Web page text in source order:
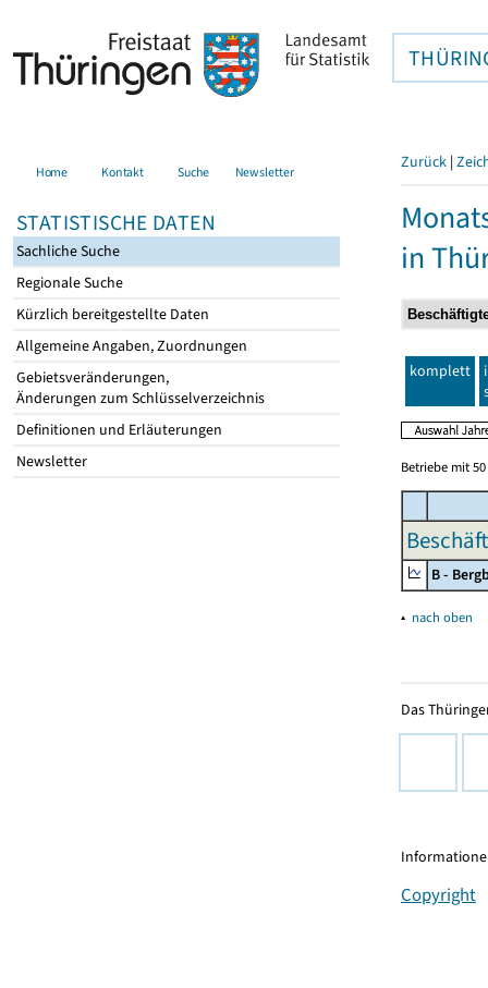
Home Kontakt Suche Newsletter
STATISTISCHE DATEN
Sachliche Suche
Regionale Suche
Kürzlich bereitgestellte Daten
Allgemeine Angaben, Zuordnungen
Gebietsveränderungen,
Änderungen zum Schlüsselverzeichnis
Definitionen und Erläuterungen
Newsletter
Zurück |
in
komplett
Betriebe mit
B -
▴ nach oben
Das
Copyright